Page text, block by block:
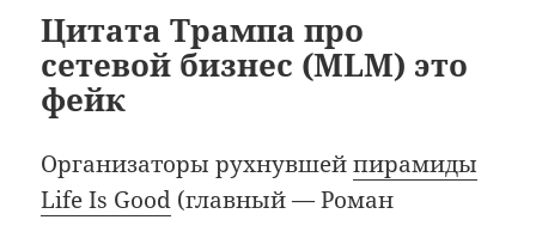
Цитата Трампа про
сетевой бизнес (MLM) это
фейк
Организаторы рухнувшейпирамиды
Life Is Good (главный — Роман